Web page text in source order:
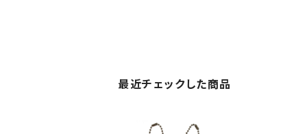
最近チェックした商品